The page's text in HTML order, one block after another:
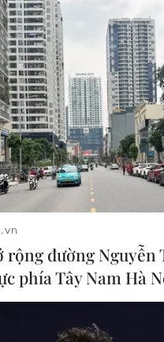
rộng đường Nguyễn
phía Tây Nam Hà